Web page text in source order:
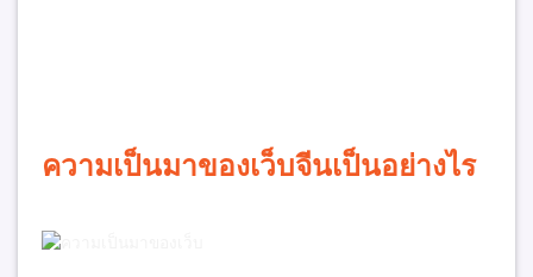
ความเป็นมาของเว็บจีนเป็นอย่างไร